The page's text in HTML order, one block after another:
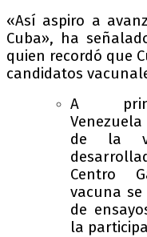
«Así aspiro a
Cuba», ha
quien recordó que
candidatos
A
de la
Centro
vacuna
de
la